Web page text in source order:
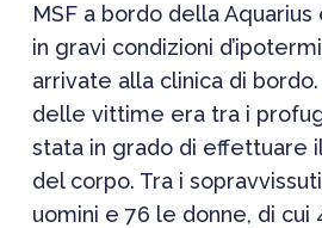
MSF a bordo della
in gravi condizioni
arrivate alla clinica di
delle vittime era tra i
stata in grado di effettuare
del corpo. Tra i
uomini e 76 le donne, di cui